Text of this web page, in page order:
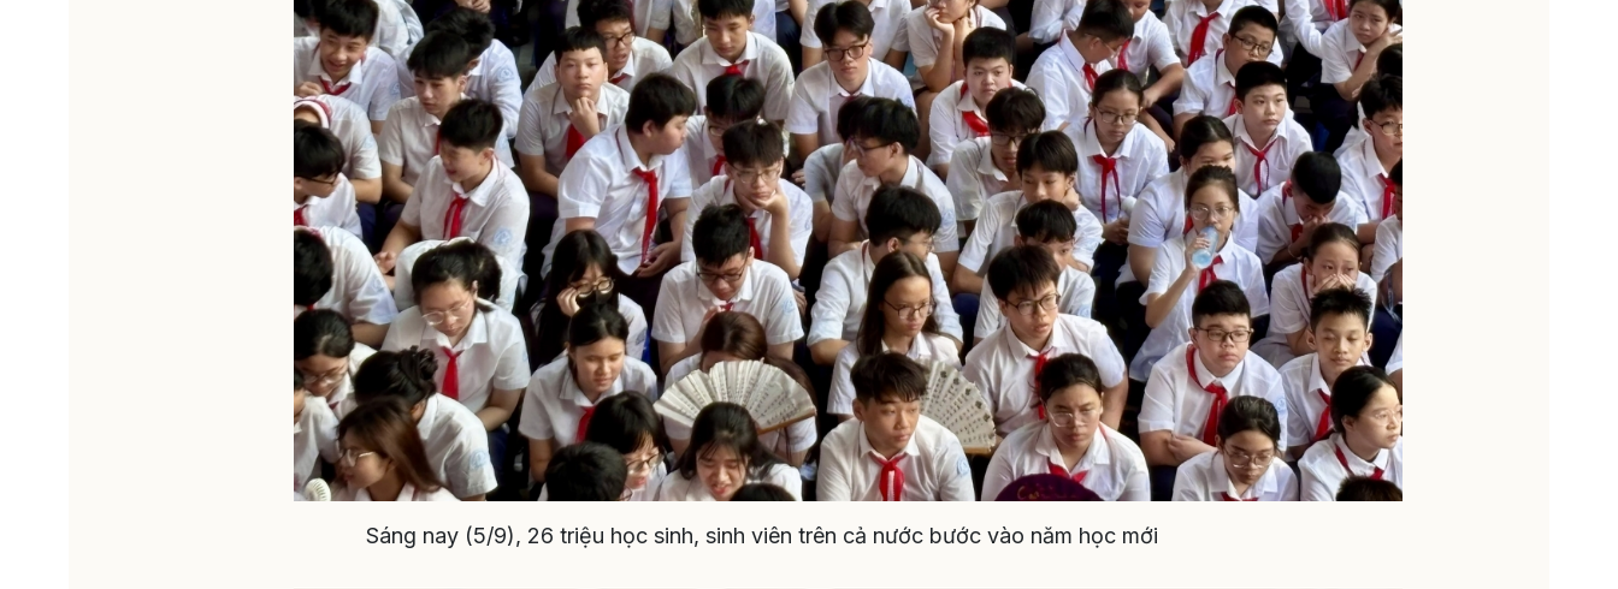
Sáng nay (5/9), 26 triệu học sinh, sinh viên trên cả nước bước vào năm học mới